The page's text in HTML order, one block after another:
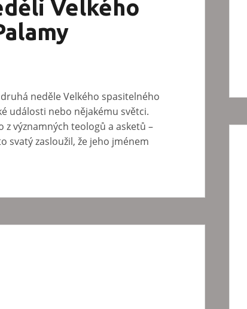
Velkého
neděle Velkého spasitelného
události nebo nějakému světci.
významných teologů a asketů –
svatý zasloužil, že jeho jménem